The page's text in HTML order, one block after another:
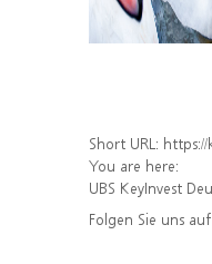
Short URL: https://
You are here:
UBS KeyInvest
Folgen Sie uns auf